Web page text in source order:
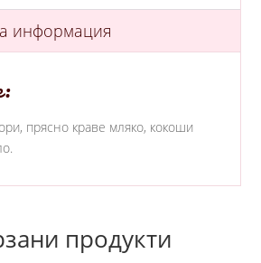
информация
прясно краве мляко, кокоши
продукти